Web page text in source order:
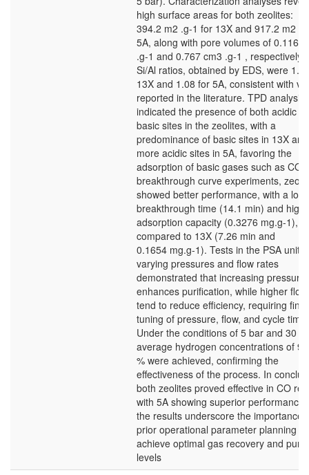
high surface areas for both zeolites:
394.2 m2 .g-1 for 13X and 917.2 m2
5A, along with pore volumes of 0.116
.g-1 and 0.767 cm3 .g-1 , respectively.
Si/Al ratios, obtained by EDS, were
13X and 1.08 for 5A, consistent with
reported in the literature. TPD analysis
indicated the presence of both acidic
basic sites in the zeolites, with a
predominance of basic sites in 13X and
more acidic sites in 5A, favoring the
adsorption of basic gases such as CO.
breakthrough curve experiments,
showed better performance, with a
breakthrough time (14.1 min) and
adsorption capacity (0.3276 mg.g-1),
compared to 13X (7.26 min and
0.1654 mg.g-1). Tests in the PSA unit
varying pressures and flow rates
demonstrated that increasing pressure
enhances purification, while higher
tend to reduce efficiency, requiring fine-
tuning of pressure, flow, and cycle
Under the conditions of 5 bar and 30
average hydrogen concentrations of
% were achieved, confirming the
effectiveness of the process. In
both zeolites proved effective in CO
with 5A showing superior
the results underscore the importance
prior operational parameter planning to
achieve optimal gas recovery and
levels